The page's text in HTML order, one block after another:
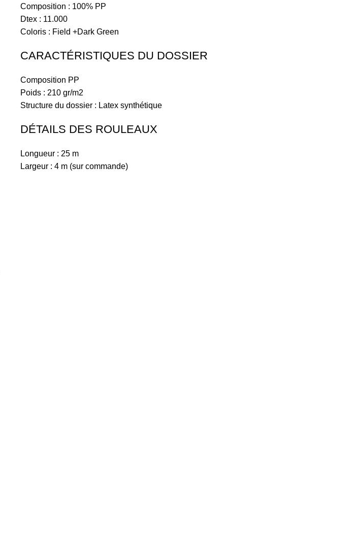
Composition : 100% PP
Dtex : 11.000
Coloris : Field +Dark Green
CARACTÉRISTIQUES DU DOSSIER
Composition PP
Poids : 210 gr/m2
Structure du dossier : Latex synthétique
DÉTAILS DES ROULEAUX
Longueur : 25 m
Largeur : 4 m (sur commande)